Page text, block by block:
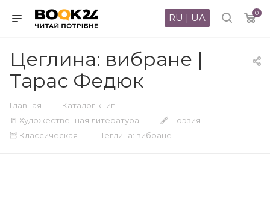
0
RU | UA
Цеглина: вибране |
Тарас Федюк
Главная — Каталог книг —
📒 Художественная литература — 🖋 Поэзия —
🦉 Классическая — Цеглина: вибране